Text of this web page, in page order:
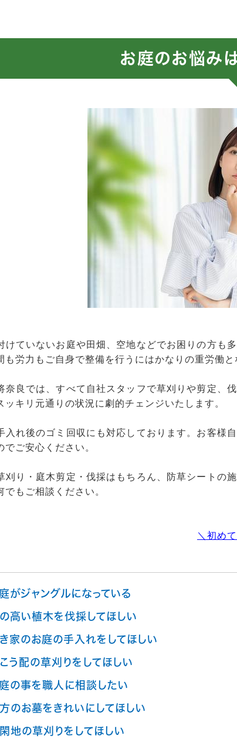
お庭のお悩み
けていないお庭や田畑、空地などでお困りの方も
も労力もご自身で整備を行うにはかなりの重労働と
奈良では、すべて自社スタッフで草刈りや剪定、
ッキリ元通りの状況に劇的チェンジいたします。
入れ後のゴミ回収にも対応しております。お客様
でご安心ください。
刈り・庭木剪定・伐採はもちろん、防草シートの
でもご相談ください。
＼初め
がジャングルになっている
高い植木を伐採してほしい
家のお庭の手入れをしてほしい
う配の草刈りをしてほしい
の事を職人に相談したい
のお墓をきれいにしてほしい
地の草刈りをしてほしい